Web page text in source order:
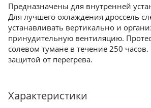
Предназначены для внутренней
Для лучшего охлаждения дроссель
устанавливать вертикально и
принудительную вентиляцию.
солевом тумане в течение 250
защитой от перегрева.
Характеристики